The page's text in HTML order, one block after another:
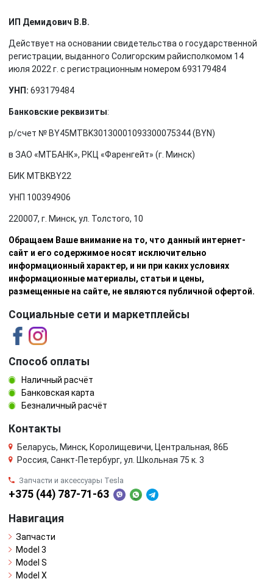
ИП Демидович В.В.
Действует на основании свидетельства о государственной
регистрации, выданного Солигорским райисполкомом 14
июля 2022 г. с регистрационным номером 693179484
УНП: 693179484
Банковские реквизиты:
р/счет № BY45MTBK30130001093300075344 (BYN)
в ЗАО «МТБАНК», РКЦ «Фаренгейт» (г. Минск)
БИК MTBKBY22
УНП 100394906
220007, г. Минск, ул. Толстого, 10
Обращаем Ваше внимание на то, что данный интернет-
сайт и его содержимое носят исключительно
информационный характер, и ни при каких условиях
информационные материалы, статьи и цены,
размещенные на сайте, не являются публичной офертой.
Социальные сети и маркетплейсы
Способ оплаты
Наличный расчёт
Банковская карта
Безналичный расчёт
Контакты
Беларусь, Минск, Королищевичи, Центральная, 86Б
Россия, Санкт-Петербург, ул. Школьная 75 к. 3
Запчасти и аксессуары Tesla
+375 (44) 787-71-63
Навигация
Запчасти
Model 3
Model S
Model X